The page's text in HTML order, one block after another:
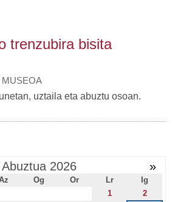
trenzubira bisita
uztaila eta abuztu osoan.
Abuztua 2026 »
Og Or Lr
Ig
1
2